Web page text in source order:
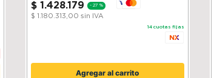
$ 1 .428.179 - 27 %
$ 1.180.313,00 sin IVA
14 cuotas fijas
Agregar al carrito